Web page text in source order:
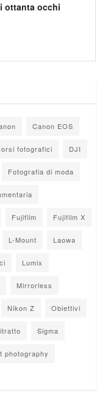
ottanta occhi
Canon EOS
fotografici DJI
Fotografia di moda
Fujifilm Fujifilm X
L-Mount Laowa
Lumix
Mirrorless
Nikon Z Obiettivi
Sigma
photography